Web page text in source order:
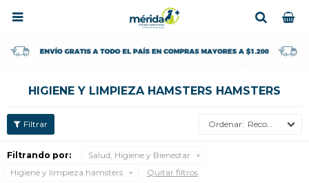

HIGIENE Y LIMPIEZA HAMSTERS HAMSTERS
Recomendados
Filtrando por:
Salud, Higiene y Bienestar
Higiene y limpieza hamsters
Quitar filtros